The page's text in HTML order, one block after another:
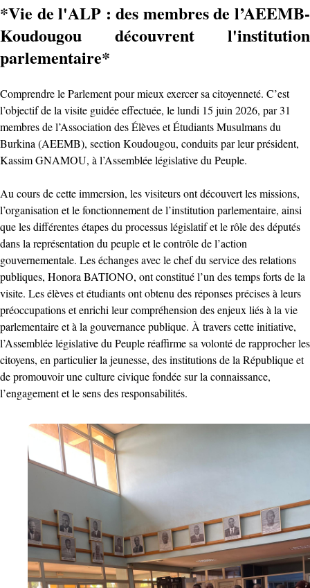
*Vie de l'ALP : des membres de l’AEEMB-
Koudougou découvrent l'institution
parlementaire*
Comprendre le Parlement pour mieux exercer sa citoyenneté. C’est
l’objectif de la visite guidée effectuée, le lundi 15 juin 2026, par 31
membres de l’Association des Élèves et Étudiants Musulmans du
Burkina (AEEMB), section Koudougou, conduits par leur président,
Kassim GNAMOU, à l’Assemblée législative du Peuple.
Au cours de cette immersion, les visiteurs ont découvert les missions,
l’organisation et le fonctionnement de l’institution parlementaire, ainsi
que les différentes étapes du processus législatif et le rôle des députés
dans la représentation du peuple et le contrôle de l’action
gouvernementale. Les échanges avec le chef du service des relations
publiques, Honora BATIONO, ont constitué l’un des temps forts de la
visite. Les élèves et étudiants ont obtenu des réponses précises à leurs
préoccupations et enrichi leur compréhension des enjeux liés à la vie
parlementaire et à la gouvernance publique. À travers cette initiative,
l’Assemblée législative du Peuple réaffirme sa volonté de rapprocher les
citoyens, en particulier la jeunesse, des institutions de la République et
de promouvoir une culture civique fondée sur la connaissance,
l’engagement et le sens des responsabilités.